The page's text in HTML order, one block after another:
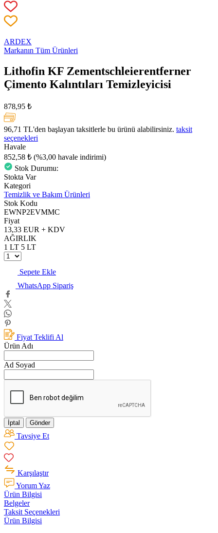
ARDEX
Markanın Tüm Ürünleri
Lithofin KF Zementschleierentferner
Çimento Kalıntıları Temizleyicisi
878,95 ₺
96,71 TL'den başlayan taksitlerle bu ürünü alabilirsiniz. taksit
seçenekleri
Havale
852,58 ₺ (%3,00 havale indirimi)
Stok Durumu:
Stokta Var
Kategori
Temizlik ve Bakım Ürünleri
Stok Kodu
EWNP2EVMMC
Fiyat
13,33 EUR + KDV
AĞIRLIK
1 LT 5 LT
Sepete Ekle
WhatsApp Sipariş
Fiyat Teklifi Al
Ürün Adı
Ad Soyad
İptal Gönder
Tavsiye Et
Karşılaştır
Yorum Yaz
Ürün Bilgisi
Belgeler
Taksit Seçenekleri
Ürün Bilgisi